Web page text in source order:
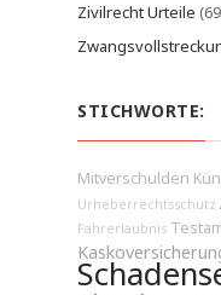
Zivilrecht Urteile
STICHWORTE:
Mitverschulden
Urheberrechtsschutz
Fahrerlaubnis